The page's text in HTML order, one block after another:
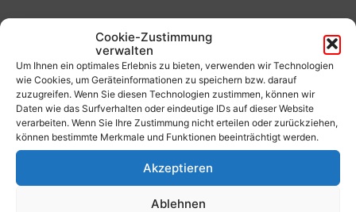
Cookie-Zustimmung
verwalten
Um Ihnen ein optimales Erlebnis zu bieten, verwenden wir Technologien
wie Cookies, um Geräteinformationen zu speichern bzw. darauf
zuzugreifen. Wenn Sie diesen Technologien zustimmen, können wir
Daten wie das Surfverhalten oder eindeutige IDs auf dieser Website
verarbeiten. Wenn Sie Ihre Zustimmung nicht erteilen oder zurückziehen,
können bestimmte Merkmale und Funktionen beeinträchtigt werden.
Akzeptieren
Ablehnen
calendar
Filter
Von: